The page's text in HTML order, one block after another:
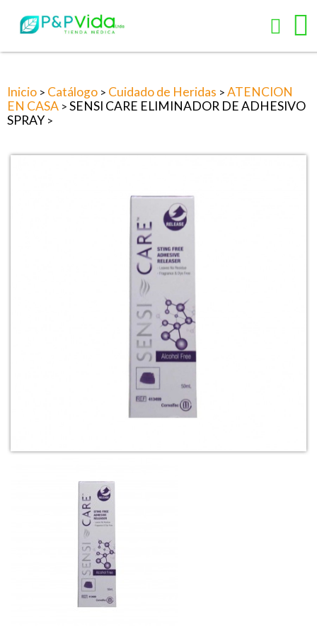
Inicio > Catálogo > Cuidado de Heridas > ATENCION
EN CASA > SENSI CARE ELIMINADOR DE ADHESIVO
SPRAY >